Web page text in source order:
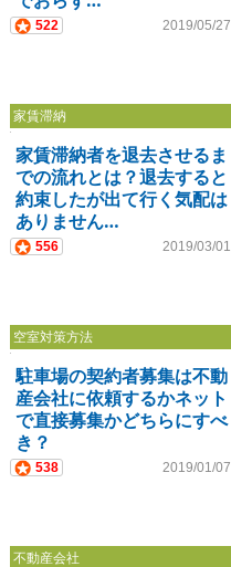
522 2019/05/27
家賃滞納
家賃滞納者を退去させるま
での流れとは？退去すると
約束したが出て行く気配は
ありません…
556 2019/03/01
空室対策方法
駐車場の契約者募集は不動
産会社に依頼するかネット
で直接募集かどちらにすべ
き？
538 2019/01/07
不動産会社